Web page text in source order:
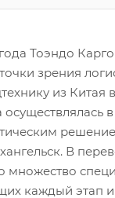
Тоэндо
зрения
из Китая
осуществлялась
В
множество
каждый этап